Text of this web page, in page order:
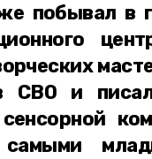
побывал в
СВО и